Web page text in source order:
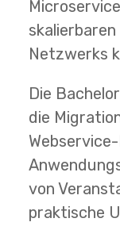
Netzwerks
Die
die
von
praktische